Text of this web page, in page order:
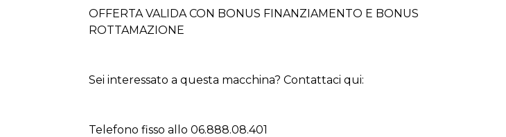
OFFERTA VALIDA CON BONUS FINANZIAMENTO E BONUS
ROTTAMAZIONE
Sei interessato a questa macchina? Contattaci qui:
Telefono fisso allo 06.888.08.401